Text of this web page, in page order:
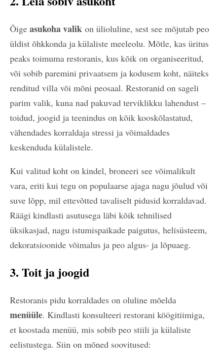
Õige asukoha valik on ülioluline, sest see mõjutab peo
üldist õhkkonda ja külaliste meeleolu. Mõtle, kas üritus
peaks toimuma restoranis, kus kõik on organiseeritud,
või sobib paremini privaatsem ja kodusem koht, näiteks
renditud villa või mõni peosaal. Restoranid on sageli
parim valik, kuna nad pakuvad terviklikku lahendust –
toidud, joogid ja teenindus on kõik kooskõlastatud,
vähendades korraldaja stressi ja võimaldades
keskenduda külalistele.
Kui valitud koht on kindel, broneeri see võimalikult
vara, eriti kui tegu on populaarse ajaga nagu jõulud või
suve lõpp, mil ettevõtted tavaliselt pidusid korraldavad.
Räägi kindlasti asutusega läbi kõik tehnilised
üksikasjad, nagu istumispaikade paigutus, helisüsteem,
dekoratsioonide võimalus ja peo algus- ja lõpuaeg.
3. Toit ja joogid
Restoranis pidu korraldades on oluline mõelda
menüüle. Kindlasti konsulteeri restorani köögitiimiga,
et koostada menüü, mis sobib peo stiili ja külaliste
eelistustega. Siin on mõned soovitused: